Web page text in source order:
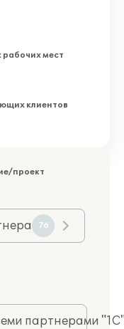
мест
клиентов
проект
76
партнерами